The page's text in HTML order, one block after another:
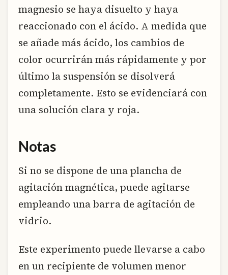
magnesio se haya disuelto y haya
reaccionado con el ácido. A medida que
se añade más ácido, los cambios de
color ocurrirán más rápidamente y por
último la suspensión se disolverá
completamente. Esto se evidenciará con
una solución clara y roja.
Notas
Si no se dispone de una plancha de
agitación magnética, puede agitarse
empleando una barra de agitación de
vidrio.
Este experimento puede llevarse a cabo
en un recipiente de volumen menor